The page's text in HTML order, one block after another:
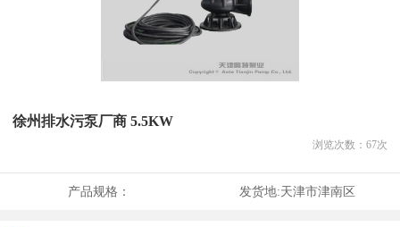
徐州排水污泵厂商 5.5KW
浏览次数： 67次
产品规格： 发货地:天津市津南区